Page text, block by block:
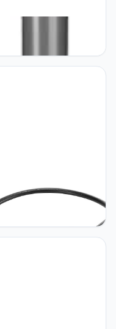
A+
SLV Easytec System
supply for
II/black